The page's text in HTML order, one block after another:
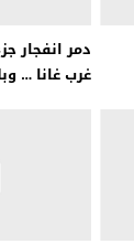
دمر انفجار
غرب غانا …